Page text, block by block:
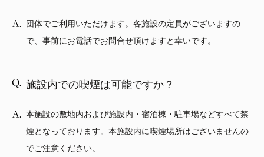
団体でご利用いただけます。各施設の定員がございますの
で、事前にお電話でお問合せ頂けますと幸いです。
施設内での喫煙は可能ですか？
本施設の敷地内および施設内・宿泊棟・駐車場などすべて禁
煙となっております。本施設内に喫煙場所はございませんの
でご注意ください。